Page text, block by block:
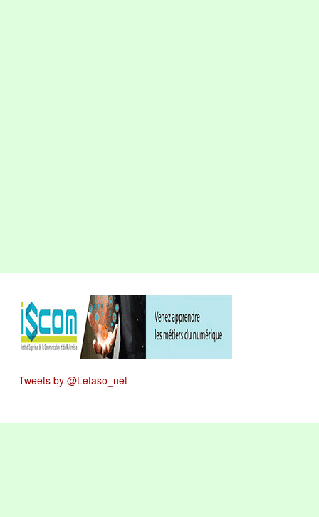
Tweets by @Lefaso_net